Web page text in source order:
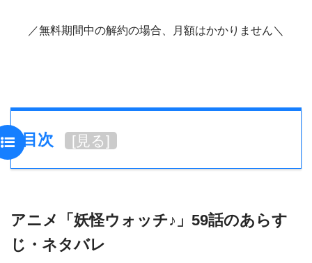
／無料期間中の解約の場合、月額はかかりません＼
目次 [見る]
アニメ「妖怪ウォッチ♪」59話のあらす
じ・ネタバレ